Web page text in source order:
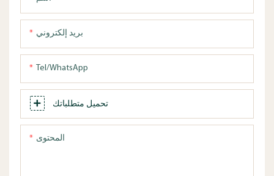
بريد إلكتروني
Tel/WhatsApp
تحميل متطلباتك
المحتوى